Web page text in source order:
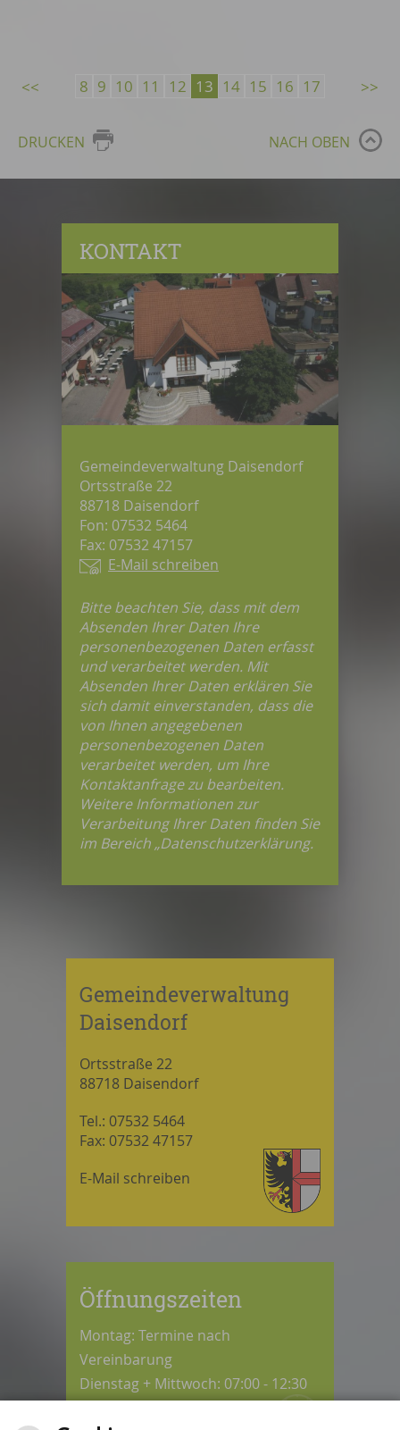
8 9 10 11 12 13 14 15 16 17
DRUCKEN NACH OBEN
KONTAKT
Gemeindeverwaltung Daisendorf
Ortsstraße 22
88718 Daisendorf
Fon: 07532 5464
Fax: 07532 47157
E-Mail schreiben
Bitte beachten Sie, dass mit dem
Absenden Ihrer Daten Ihre
personenbezogenen Daten erfasst
und verarbeitet werden. Mit
Absenden Ihrer Daten erklären Sie
sich damit einverstanden, dass die
von Ihnen angegebenen
personenbezogenen Daten
verarbeitet werden, um Ihre
Kontaktanfrage zu bearbeiten.
Weitere Informationen zur
Verarbeitung Ihrer Daten finden Sie
im Bereich „Datenschutzerklärung.
Gemeindeverwaltung
Daisendorf
Ortsstraße 22
88718 Daisendorf
Tel.: 07532 5464
Fax: 07532 47157
E-Mail schreiben
Öffnungszeiten
Montag: Termine nach
Vereinbarung
Dienstag + Mittwoch: 07:00 - 12:30